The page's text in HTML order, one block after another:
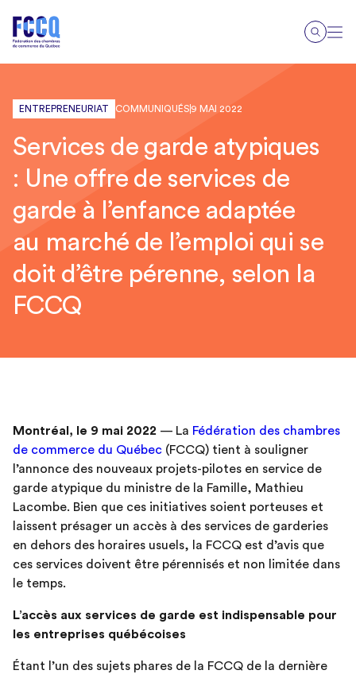
ENTREPRENEURIAT COMMUNIQUÉS 9 MAI 2022
Services de garde atypiques
: Une offre de services de
garde à l’enfance adaptée
au marché de l’emploi qui se
doit d’être pérenne, selon la
FCCQ
Montréal, le 9 mai 2022 — La Fédération des chambres
de commerce du Québec (FCCQ) tient à souligner
l’annonce des nouveaux projets-pilotes en service de
garde atypique du ministre de la Famille, Mathieu
Lacombe. Bien que ces initiatives soient porteuses et
laissent présager un accès à des services de garderies
en dehors des horaires usuels, la FCCQ est d’avis que
ces services doivent être pérennisés et non limitée dans
le temps.
L’accès aux services de garde est indispensable pour
les entreprises québécoises
Étant l’un des sujets phares de la FCCQ de la dernière